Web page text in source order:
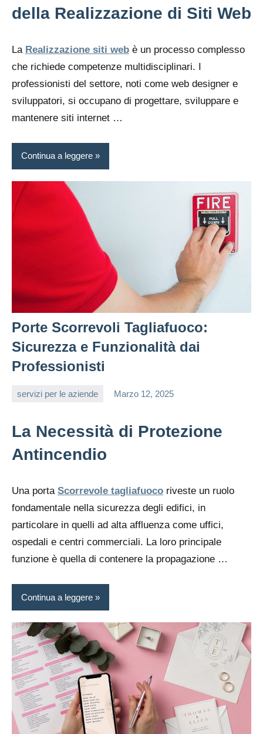
della Realizzazione di Siti Web
La Realizzazione siti web è un processo complesso
che richiede competenze multidisciplinari. I
professionisti del settore, noti come web designer e
sviluppatori, si occupano di progettare, sviluppare e
mantenere siti internet …
Continua a leggere
Porte Scorrevoli Tagliafuoco:
Sicurezza e Funzionalità dai
Professionisti
servizi per le aziende Marzo 12, 2025
La Necessità di Protezione
Antincendio
Una porta Scorrevole tagliafuoco riveste un ruolo
fondamentale nella sicurezza degli edifici, in
particolare in quelli ad alta affluenza come uffici,
ospedali e centri commerciali. La loro principale
funzione è quella di contenere la propagazione …
Continua a leggere